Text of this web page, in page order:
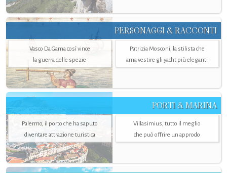
PERSONAGGI & RACCONTI
Vasco Da Gama così vince
la guerra delle spezie
Patrizia Mosconi, la stilista che
ama vestire gli yacht più eleganti
PORTI & MARINA
Palermo, il porto che ha saputo
diventare attrazione turistica
Villasimius, tutto il meglio
che può offrire un approdo